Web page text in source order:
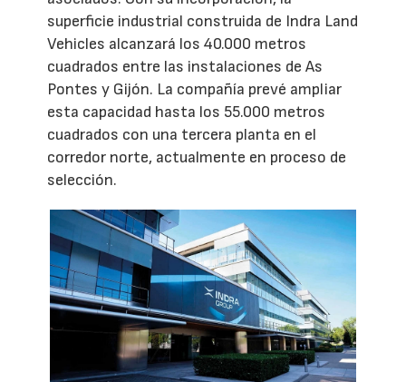
superficie industrial construida de Indra Land
Vehicles alcanzará los 40.000 metros
cuadrados entre las instalaciones de As
Pontes y Gijón. La compañía prevé ampliar
esta capacidad hasta los 55.000 metros
cuadrados con una tercera planta en el
corredor norte, actualmente en proceso de
selección.